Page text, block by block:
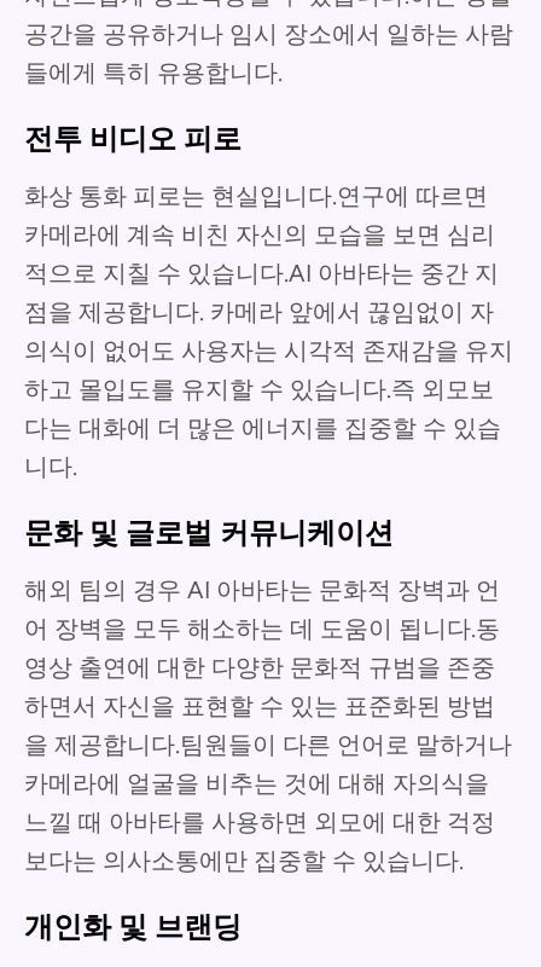
공간을 공유하거나 임시 장소에서 일하는 사람
들에게 특히 유용합니다.
전투 비디오 피로
화상 통화 피로는 현실입니다.연구에 따르면
카메라에 계속 비친 자신의 모습을 보면 심리
적으로 지칠 수 있습니다.AI 아바타는 중간 지
점을 제공합니다. 카메라 앞에서 끊임없이 자
의식이 없어도 사용자는 시각적 존재감을 유지
하고 몰입도를 유지할 수 있습니다.즉 외모보
다는 대화에 더 많은 에너지를 집중할 수 있습
니다.
문화 및 글로벌 커뮤니케이션
해외 팀의 경우 AI 아바타는 문화적 장벽과 언
어 장벽을 모두 해소하는 데 도움이 됩니다.동
영상 출연에 대한 다양한 문화적 규범을 존중
하면서 자신을 표현할 수 있는 표준화된 방법
을 제공합니다.팀원들이 다른 언어로 말하거나
카메라에 얼굴을 비추는 것에 대해 자의식을
느낄 때 아바타를 사용하면 외모에 대한 걱정
보다는 의사소통에만 집중할 수 있습니다.
개인화 및 브랜딩